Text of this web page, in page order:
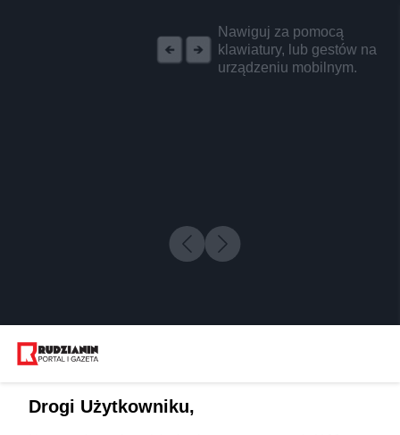
Nawiguj za pomocą
klawiatury, lub gestów na
urządzeniu mobilnym.
Drogi Użytkowniku,